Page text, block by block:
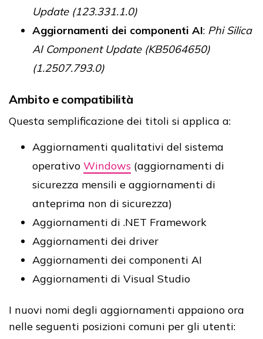
Update (123.331.1.0)
Aggiornamenti dei componenti AI: Phi Silica
AI Component Update (KB5064650)
(1.2507.793.0)
Ambito e compatibilità
Questa semplificazione dei titoli si applica a:
Aggiornamenti qualitativi del sistema
operativo Windows (aggiornamenti di
sicurezza mensili e aggiornamenti di
anteprima non di sicurezza)
Aggiornamenti di .NET Framework
Aggiornamenti dei driver
Aggiornamenti dei componenti AI
Aggiornamenti di Visual Studio
I nuovi nomi degli aggiornamenti appaiono ora
nelle seguenti posizioni comuni per gli utenti: